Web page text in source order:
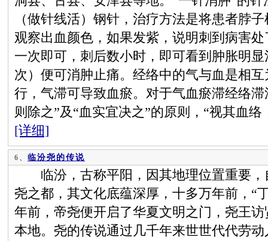
（做针线活）钢针，治疗方法是将患者脖
观察出血颜色，如果发紫，说明刺到病害
一次即可，刺后数小时，即可看到肿胀明
次）便可消肿止痛。经络中的气与血是相
行，气滞可导致血瘀。对于气血瘀滞经络
则除之”及“血实宜决之”的原则，“视其血
[详细]
6、 临汾尧的传说
临汾，古称平阳，因其地理位置重要，
尧之都，其文化底蕴深厚，十多万年前，“
年前，帝尧便开启了华夏文明之门，尧王
本地。尧的传说通过几千年来世世代代劳